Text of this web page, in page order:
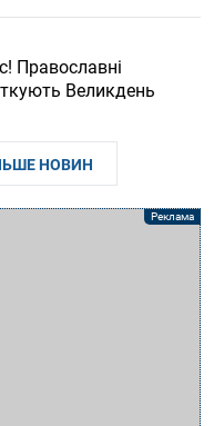
Православні
Великдень
НОВИН